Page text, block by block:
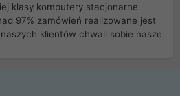
klasy komputery stacjonarne
97% zamówień realizowane jest
klientów chwali sobie nasze